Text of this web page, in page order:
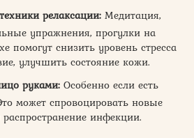
релаксации: Медитация,
упражнения, прогулки на
помогут снизить уровень стресса
улучшить состояние кожи.
руками: Особенно если есть
может спровоцировать новые
инфекции.